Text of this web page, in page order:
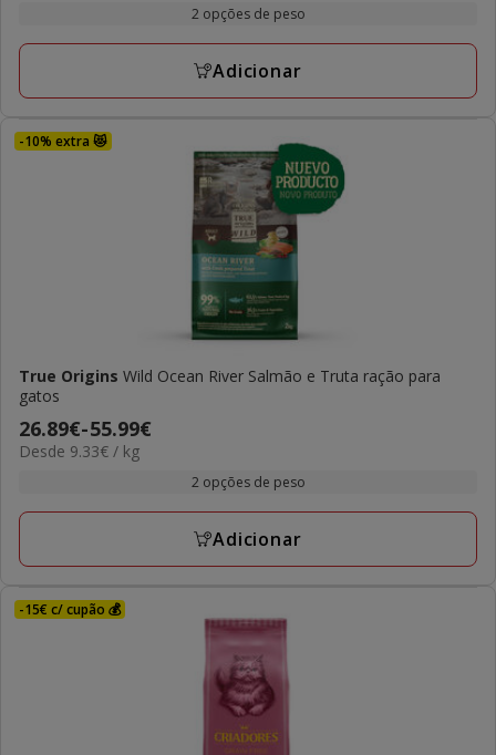
a
2 opções de peso
Adicionar
-10% extra 😻
True Origins Wild Ocean River Salmão e Truta ração para
gatos
Preço
de
a
26.89€-55.99€
9.33€
Desde 9.33€ / kg
2 opções de peso
Adicionar
-15€ c/ cupão 💰